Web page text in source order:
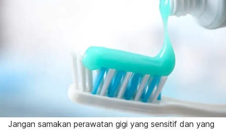
Jangan samakan perawatan gigi yang sensitif dan yang